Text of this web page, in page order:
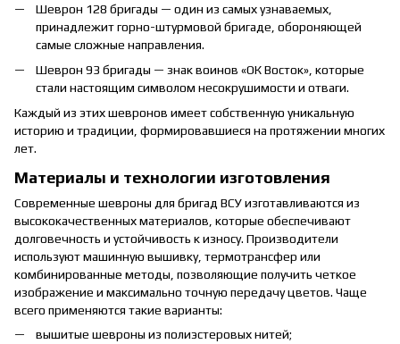
Шеврон 128 бригады — один из самых узнаваемых,
принадлежит горно-штурмовой бригаде, обороняющей
самые сложные направления.
Шеврон 93 бригады — знак воинов «ОК Восток», которые
стали настоящим символом несокрушимости и отваги.
Каждый из этих шевронов имеет собственную уникальную
историю и традиции, формировавшиеся на протяжении многих
лет.
Материалы и технологии изготовления
Современные шевроны для бригад ВСУ изготавливаются из
высококачественных материалов, которые обеспечивают
долговечность и устойчивость к износу. Производители
используют машинную вышивку, термотрансфер или
комбинированные методы, позволяющие получить четкое
изображение и максимально точную передачу цветов. Чаще
всего применяются такие варианты:
вышитые шевроны из полиэстеровых нитей;